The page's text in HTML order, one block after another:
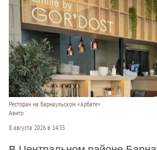
Ресторан на барнаульском «Арбате»
Авито
8 августа 2026 в 14:35